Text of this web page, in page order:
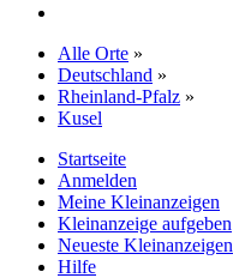
Alle Orte »
Deutschland »
Rheinland-Pfalz »
Kusel
Startseite
Anmelden
Meine Kleinanzeigen
Kleinanzeige aufgeben
Neueste Kleinanzeigen
Hilfe